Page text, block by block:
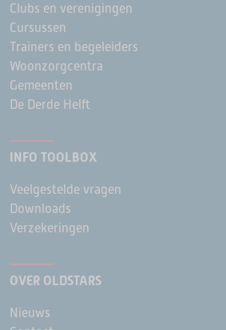
Clubs en verenigingen
Cursussen
Trainers en begeleiders
Woonzorgcentra
Gemeenten
De Derde Helft
INFO TOOLBOX
Veelgestelde vragen
Downloads
Verzekeringen
OVER OLDSTARS
Nieuws